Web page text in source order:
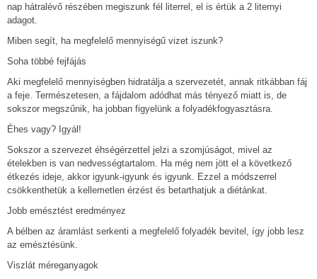
nap hátralévő részében megiszunk fél literrel, el is értük a 2 liternyi
adagot.
Miben segít, ha megfelelő mennyiségű vizet iszunk?
Soha többé fejfájás
Aki megfelelő mennyiségben hidratálja a szervezetét, annak ritkábban fáj
a feje. Természetesen, a fájdalom adódhat más tényező miatt is, de
sokszor megszűnik, ha jobban figyelünk a folyadékfogyasztásra.
Éhes vagy? Igyál!
Sokszor a szervezet éhségérzettel jelzi a szomjúságot, mivel az
ételekben is van nedvességtartalom. Ha még nem jött el a következő
étkezés ideje, akkor igyunk-igyunk és igyunk. Ezzel a módszerrel
csökkenthetük a kellemetlen érzést és betarthatjuk a diétánkat.
Jobb emésztést eredményez
A bélben az áramlást serkenti a megfelelő folyadék bevitel, így jobb lesz
az emésztésünk.
Viszlát méreganyagok